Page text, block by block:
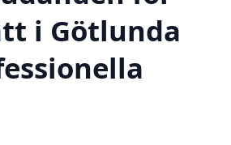
i Götlunda